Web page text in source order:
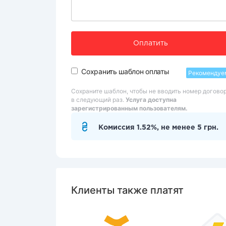
Оплатить
Сохранить шаблон оплаты
Сохраните шаблон, чтобы не вводить номер
в следующий раз. Услуга доступна
зарегистрированным пользователям.
Комиссия 1.52%, не менее 5 грн.
Клиенты также платят